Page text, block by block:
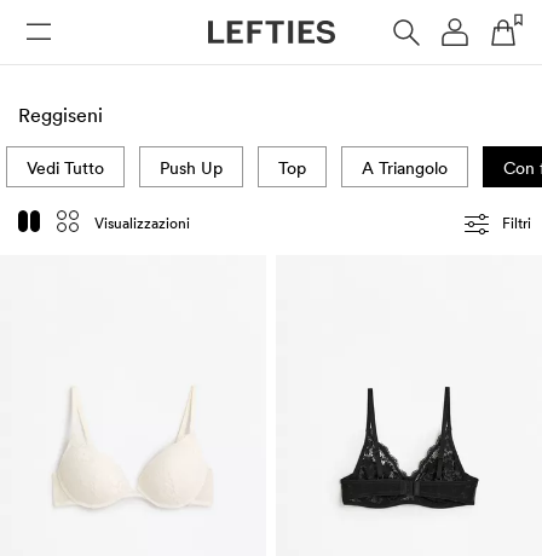
Reggiseni
Visualizzazioni Filtri
Vedi Tutto Push Up Top A Triangolo Con